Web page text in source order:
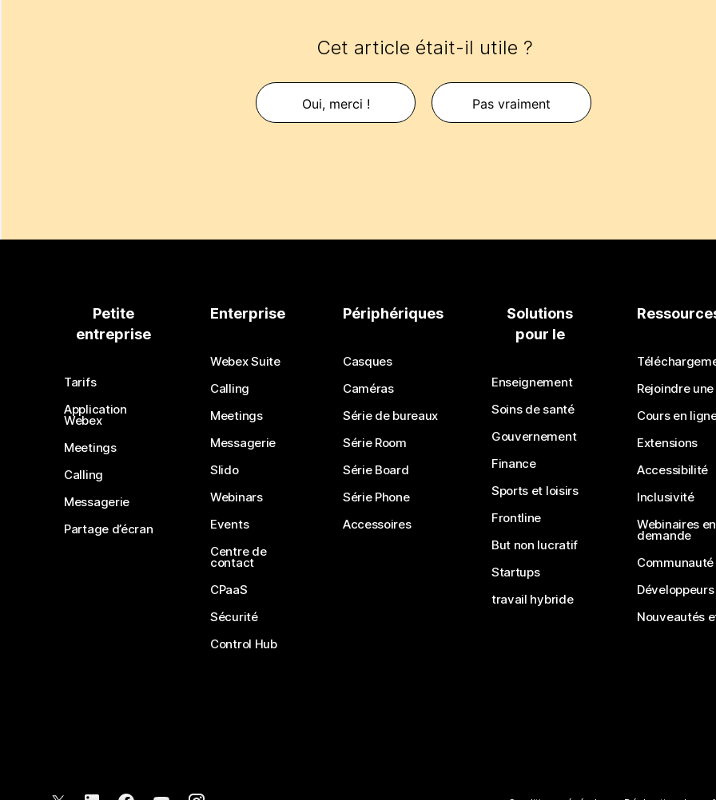
Cet article était-il utile ?
Oui, merci ! Pas vraiment
Petite
entreprise
Tarifs
Application
Webex
Meetings
Calling
Messagerie
Partage d’écran
Enterprise
Webex Suite
Calling
Meetings
Messagerie
Slido
Webinars
Events
Centre de
contact
CPaaS
Sécurité
Control Hub
Périphériques
Casques
Caméras
Série de bureaux
Série Room
Série Board
Série Phone
Accessoires
Solutions
pour le
Enseignement
Soins de santé
Gouvernement
Finance
Sports et loisirs
Frontline
But non lucratif
Startups
travail hybride
Rejoindre
Cours en
Extensions
Accessibilité
Inclusivité
Webinaires
demande
Communauté
Nouveautés